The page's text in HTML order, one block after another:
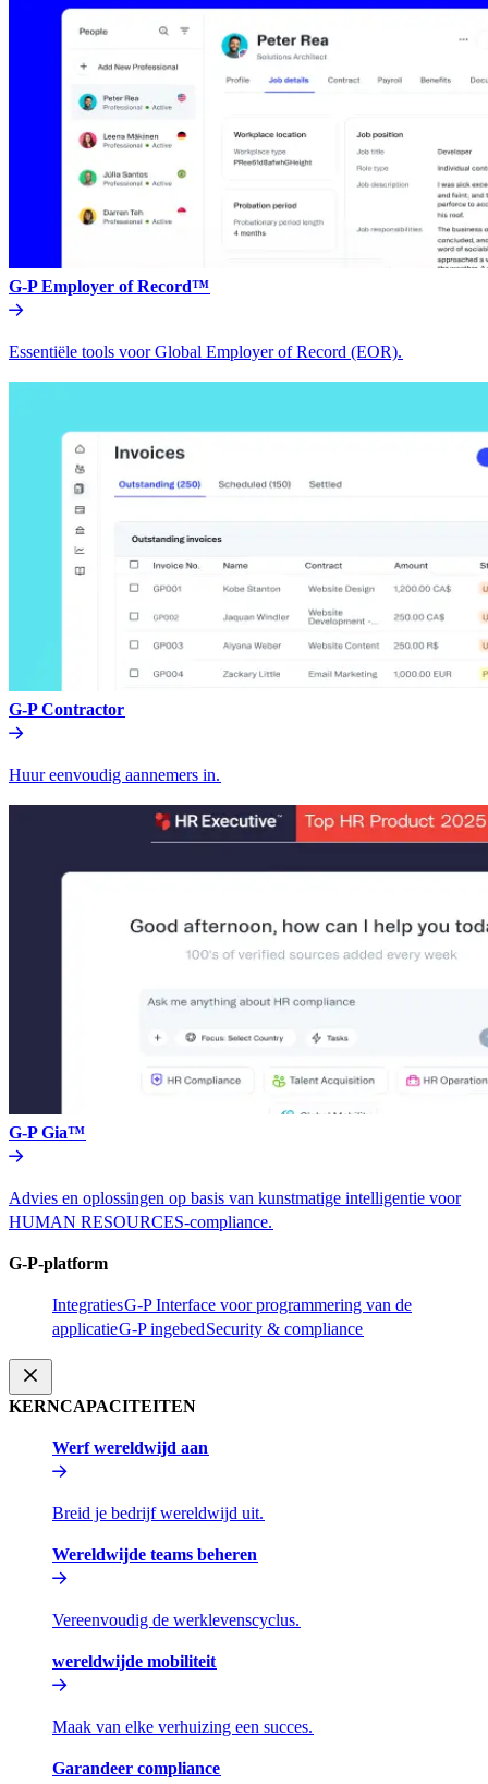
G-P Employer of Record™​​
Essentiële tools voor Global Employer of Record (EOR).​​
G-P Contractor​​
Huur eenvoudig aannemers in.​​
G-P Gia™​​
Advies en oplossingen op basis van kunstmatige intelligentie voor
HUMAN RESOURCES-compliance.​​
G-P-platform​​
Integraties​​G-P Interface voor programmering van de
applicatie​​G-P ingebed​​Security & compliance​​
KERNCAPACITEITEN​​
Werf wereldwijd aan​​
Breid je bedrijf wereldwijd uit.​​
Wereldwijde teams beheren​​
Vereenvoudig de werklevenscyclus.​​
wereldwijde mobiliteit​​
Maak van elke verhuizing een succes.​​
Garandeer compliance​​